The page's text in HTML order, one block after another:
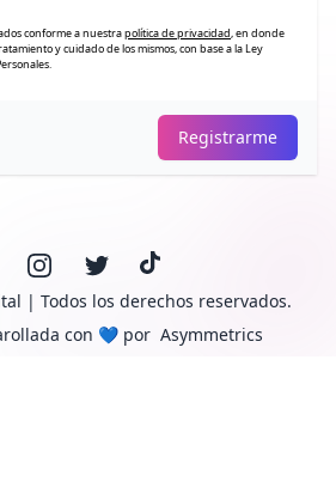
conforme a nuestrapolítica de privacidad, en donde
y cuidado de los mismos, con base a la Ley
Registrarme
InstagramTwitterTikTok
| Todos los derechos reservados.
con 💙 por Asymmetrics